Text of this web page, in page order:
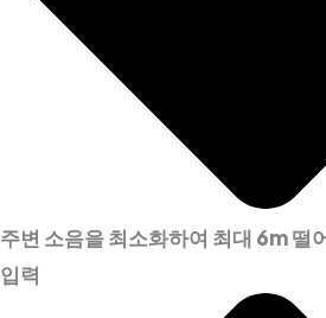
주변 소음을 최소화하여 최대 6m 떨
입력